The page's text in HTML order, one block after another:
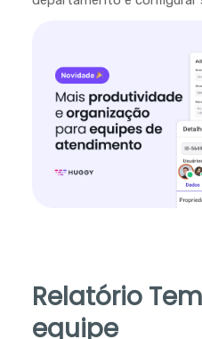
Relatório
equipe